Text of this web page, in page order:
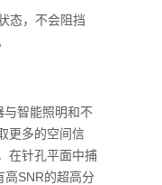
态，不会阻挡
智能照明和不
更多的空间信
在针孔平面中捕
SNR‍的超高分